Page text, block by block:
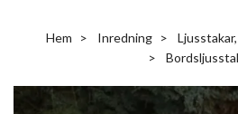
Hem Inredning